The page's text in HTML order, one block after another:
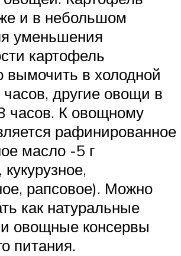
и в небольшом
уменьшения
картофель
вымочить в холодной
другие овощи в
часов. К овощному
рафинированное
масло -5 г
рапсовое). Можно
как натуральные
овощные консервы
питания.